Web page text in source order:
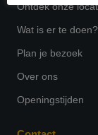
Ontdek onze
Wat is er te doen?
Plan je bezoek
Over ons
Openingstijden